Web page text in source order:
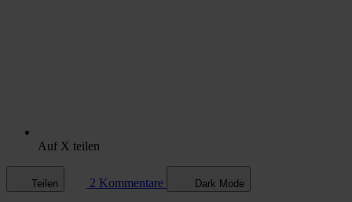
Auf X teilen
Teilen 2 Kommentare Dark Mode